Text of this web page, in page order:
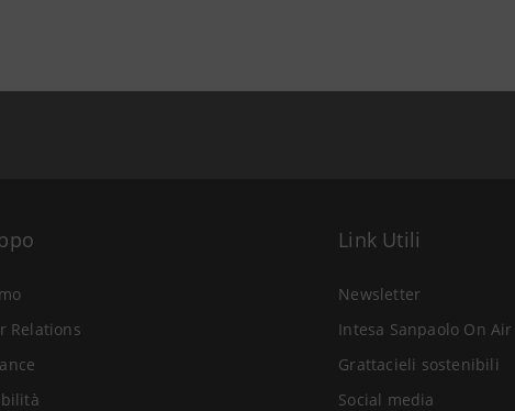
Relations
Link Utili
Newsletter
Intesa Sanpaolo On Air
Grattacieli sostenibili
Social media